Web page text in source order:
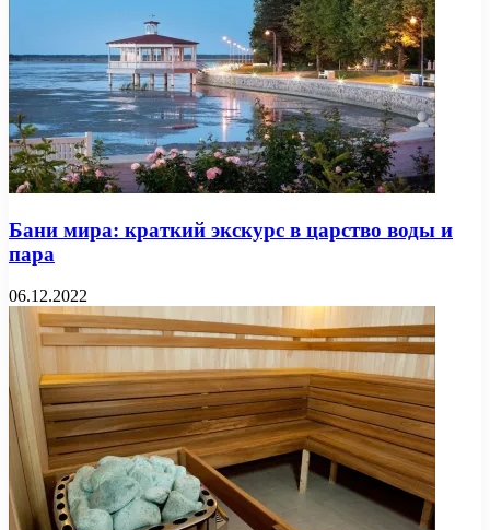
Бани мира: краткий экскурс в царство воды и
пара
06.12.2022